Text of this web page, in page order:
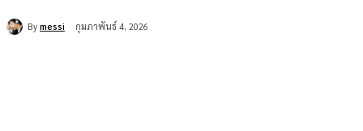
By messi กุมภาพันธ์ 4, 2026